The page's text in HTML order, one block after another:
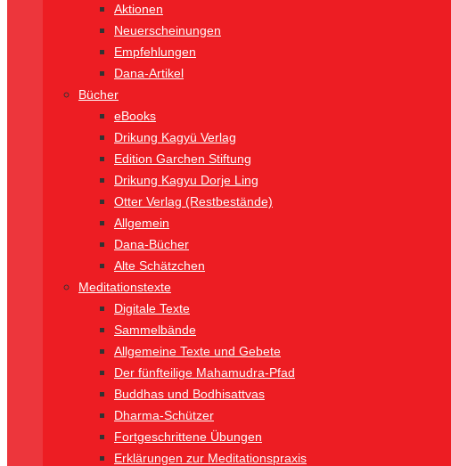
Aktionen
Neuerscheinungen
Empfehlungen
Dana-Artikel
Bücher
eBooks
Drikung Kagyü Verlag
Edition Garchen Stiftung
Drikung Kagyu Dorje Ling
Otter Verlag (Restbestände)
Allgemein
Dana-Bücher
Alte Schätzchen
Meditationstexte
Digitale Texte
Sammelbände
Allgemeine Texte und Gebete
Der fünfteilige Mahamudra-Pfad
Buddhas und Bodhisattvas
Dharma-Schützer
Fortgeschrittene Übungen
Erklärungen zur Meditationspraxis